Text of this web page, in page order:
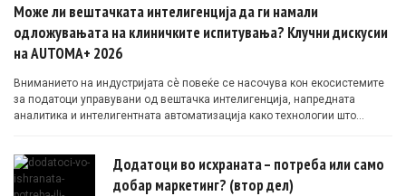
Може ли вештачката интелигенција да ги намали
одложувањата на клиничките испитувања? Клучни дискусии
на AUTOMA+ 2026
Вниманието на индустријата сè повеќе се насочува кон екосистемите
за податоци управувани од вештачка интелигенција, напредната
аналитика и интелигентната автоматизација како технологии што
Додатоци во исхраната – потреба или само
добар маркетинг? (втор дел)